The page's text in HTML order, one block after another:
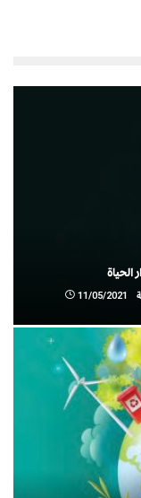
الحياة
11/05/2021